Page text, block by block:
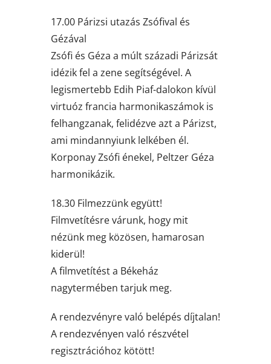
17.00 Párizsi utazás Zsófival és
Gézával
Zsófi és Géza a múlt századi Párizsát
idézik fel a zene segítségével. A
legismertebb Edih Piaf-dalokon kívül
virtuóz francia harmonikaszámok is
felhangzanak, felidézve azt a Párizst,
ami mindannyiunk lelkében él.
Korponay Zsófi énekel, Peltzer Géza
harmonikázik.
18.30 Filmezzünk együtt!
Filmvetítésre várunk, hogy mit
nézünk meg közösen, hamarosan
kiderül!
A filmvetítést a Békeház
nagytermében tarjuk meg.
A rendezvényre való belépés díjtalan!
A rendezvényen való részvétel
regisztrációhoz kötött!